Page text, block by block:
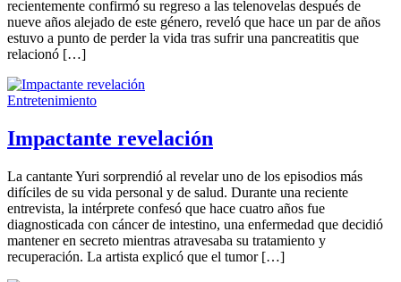
recientemente confirmó su regreso a las telenovelas después de
nueve años alejado de este género, reveló que hace un par de años
estuvo a punto de perder la vida tras sufrir una pancreatitis que
relacionó […]
Entretenimiento
Impactante revelación
La cantante Yuri sorprendió al revelar uno de los episodios más
difíciles de su vida personal y de salud. Durante una reciente
entrevista, la intérprete confesó que hace cuatro años fue
diagnosticada con cáncer de intestino, una enfermedad que decidió
mantener en secreto mientras atravesaba su tratamiento y
recuperación. La artista explicó que el tumor […]